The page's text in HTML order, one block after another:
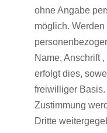
ohne Angabe
möglich.
Name, Anschrift
erfolgt dies,
freiwilliger
Zustimmung
Dritte